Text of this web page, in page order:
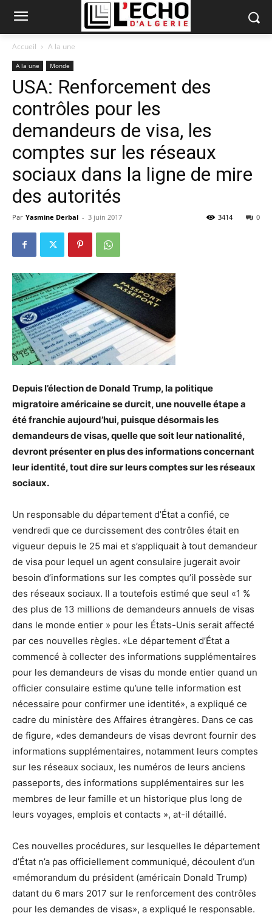
Accueil A la une
A la une Monde
USA: Renforcement des
contrôles pour les
demandeurs de visa, les
comptes sur les réseaux
sociaux dans la ligne de mire
des autorités
Par Yasmine Derbal - 3 juin 2017 0
3414
Depuis l’élection de Donald Trump, la politique
migratoire américaine se durcit, une nouvelle étape a
été franchie aujourd’hui, puisque désormais les
demandeurs de visas, quelle que soit leur nationalité,
devront présenter en plus des informations concernant
leur identité, tout dire sur leurs comptes sur les réseaux
sociaux.
Un responsable du département d’État a confié, ce
vendredi que ce durcissement des contrôles était en
vigueur depuis le 25 mai et s’appliquait à tout demandeur
de visa pour lequel un agent consulaire jugerait avoir
besoin d’informations sur les comptes qu’il possède sur
des réseaux sociaux. Il a toutefois estimé que seul «1 %
des plus de 13 millions de demandeurs annuels de visas
dans le monde entier » pour les États-Unis serait affecté
par ces nouvelles règles. «Le département d’État a
commencé à collecter des informations supplémentaires
pour les demandeurs de visas du monde entier quand un
officier consulaire estime qu’une telle information est
nécessaire pour confirmer une identité», a expliqué ce
cadre du ministère des Affaires étrangères. Dans ce cas
de figure, «des demandeurs de visas devront fournir des
informations supplémentaires, notamment leurs comptes
sur les réseaux sociaux, les numéros de leurs anciens
passeports, des informations supplémentaires sur les
membres de leur famille et un historique plus long de
leurs voyages, emplois et contacts », at-il détaillé.
Ces nouvelles procédures, sur lesquelles le département
d’État n’a pas officiellement communiqué, découlent d’un
«mémorandum du président (américain Donald Trump)
datant du 6 mars 2017 sur le renforcement des contrôles
pour les demandes de visas», a expliqué le responsable.